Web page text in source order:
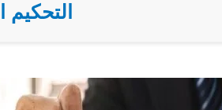
التحكيم